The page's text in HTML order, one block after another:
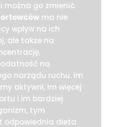
można go zmienić.
ma nie
wpływ na ich
ale także na
na
narządu ruchu. Im
aktywni, im więcej
i im bardziej
tym
odpowiednia dieta.